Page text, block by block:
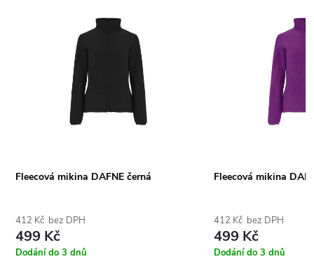
Fleecová mikina DAFNE černá
412 Kč bez DPH
499 Kč
Dodání do 3 dnů
Fleecová mikina
412 Kč bez DPH
499 Kč
Dodání do 3 dnů